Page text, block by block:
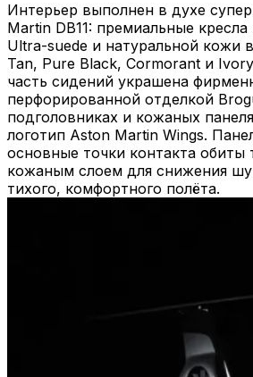
Интерьер выполнен в духе
Martin DB11: премиальные
Ultra-suede и натуральной кожи
Tan, Pure Black, Cormorant и
часть сидений украшена
перфорированной отделкой
подголовниках и кожаных
логотип Aston Martin Wings.
основные точки контакта обиты
кожаным слоем для снижения
тихого, комфортного полёта.